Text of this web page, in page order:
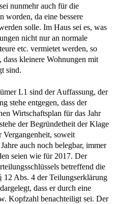
nunmehr auch für die
worden, da eine bessere
solle. Im Haus sei es, was
nicht nur an normale
etc. vermietet werden, so
kleinere Wohnungen mit
sind.
L1 sind der Auffassung, der
stehe entgegen, dass der
Wirtschaftsplan für das Jahr
der Begründetheit der Klage
Vergangenheit, soweit
auch noch belegbar, immer
seien wie für 2017. Der
betreffend die
Abs. 4 der Teilungserklärung
dass er durch eine
Kopfzahl benachteiligt sei. Der